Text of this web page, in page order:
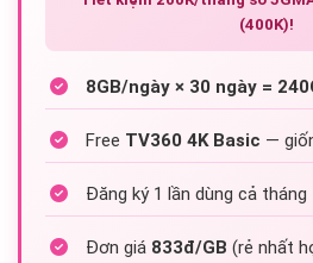
(400K)!
8GB/ngày × 30 ngày =
Free TV360 4K Basic —
Đăng ký 1 lần dùng cả tháng
Đơn giá 833đ/GB (rẻ nhất